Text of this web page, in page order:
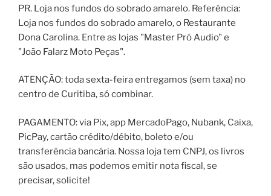
PR. Loja nos fundos do sobrado amarelo. Referência:
Loja nos fundos do sobrado amarelo, o Restaurante
Dona Carolina. Entre as lojas "Master Pró Audio" e
"João Falarz Moto Peças".
ATENÇÃO: toda sexta-feira entregamos (sem taxa) no
centro de Curitiba, só combinar.
PAGAMENTO: via Pix, app MercadoPago, Nubank, Caixa,
PicPay, cartão crédito/débito, boleto e/ou
transferência bancária. Nossa loja tem CNPJ, os livros
são usados, mas podemos emitir nota fiscal, se
precisar, solicite!